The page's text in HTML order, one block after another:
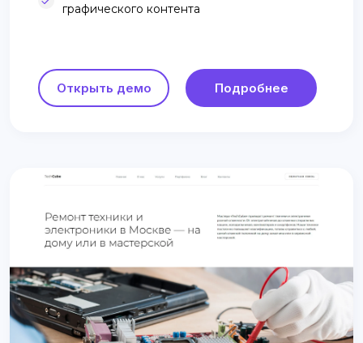
графического контента
Открыть демо Подробнее